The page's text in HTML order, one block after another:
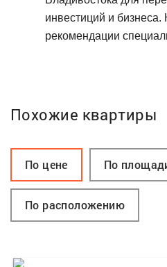
инвестиций и бизнеса.
рекомендации
Похожие квартиры
По цене По
По расположению